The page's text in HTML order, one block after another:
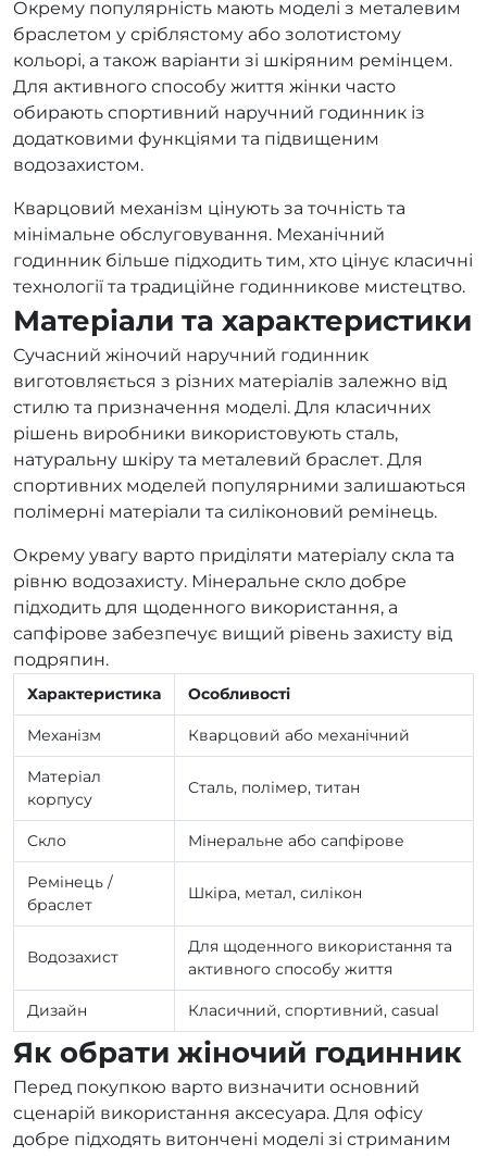
Окрему популярність мають моделі з металевим
браслетом у сріблястому або золотистому
кольорі, а також варіанти зі шкіряним ремінцем.
Для активного способу життя жінки часто
обирають спортивний наручний годинник із
додатковими функціями та підвищеним
водозахистом.
Кварцовий механізм цінують за точність та
мінімальне обслуговування. Механічний
годинник більше підходить тим, хто цінує класичні
технології та традиційне годинникове мистецтво.
Матеріали та характеристики
Сучасний жіночий наручний годинник
виготовляється з різних матеріалів залежно від
стилю та призначення моделі. Для класичних
рішень виробники використовують сталь,
натуральну шкіру та металевий браслет. Для
спортивних моделей популярними залишаються
полімерні матеріали та силіконовий ремінець.
Окрему увагу варто приділяти матеріалу скла та
рівню водозахисту. Мінеральне скло добре
підходить для щоденного використання, а
сапфірове забезпечує вищий рівень захисту від
подряпин.
Характеристика Особливості
Механізм Кварцовий або механічний
Матеріал
корпусу
Сталь, полімер, титан
Скло Мінеральне або сапфірове
Ремінець /
браслет
Шкіра, метал, силікон
Водозахист
Для щоденного використання та
активного способу життя
Дизайн Класичний, спортивний, casual
Як обрати жіночий годинник
Перед покупкою варто визначити основний
сценарій використання аксесуара. Для офісу
добре підходять витончені моделі зі стриманим